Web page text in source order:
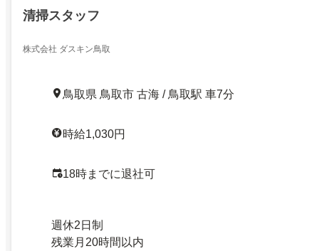
清掃スタッフ
株式会社 ダスキン鳥取
鳥取県 鳥取市 古海 / 鳥取駅 車7分
時給1,030円
18時までに退社可
週休2日制
残業月20時間以内